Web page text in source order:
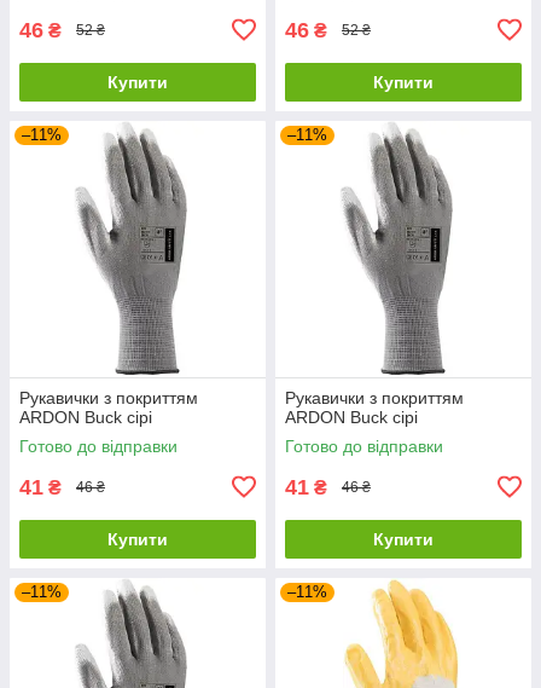
46 ₴ 52 ₴
Купити
46 ₴ 52 ₴
Купити
–11%
Рукавички з покриттям
ARDON Buck сірі
Готово до відправки
41 ₴ 46 ₴
Купити
–11%
Рукавички з покриттям
ARDON Buck сірі
Готово до відправки
41 ₴ 46 ₴
Купити
–11% –11%